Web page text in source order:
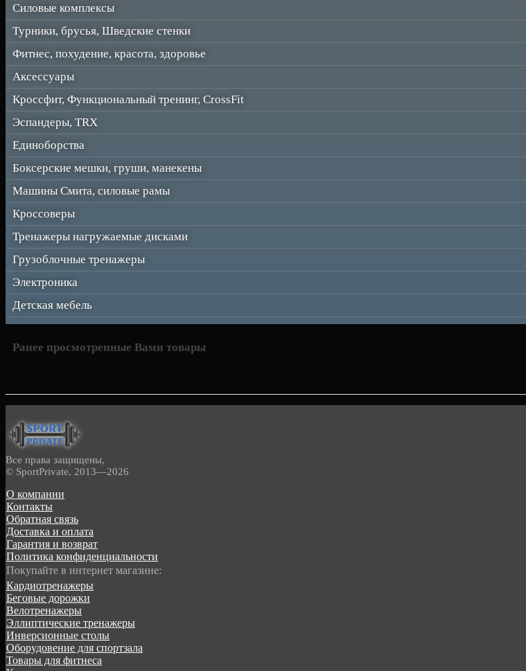
Силовые комплексы
Турники, брусья, Шведские стенки
Фитнес, похудение, красота, здоровье
Аксессуары
Кроссфит, Функциональный тренинг, CrossFit
Эспандеры, TRX
Единоборства
Боксерские мешки, груши, манекены
Машины Смита, силовые рамы
Кроссоверы
Тренажеры нагружаемые дисками
Грузоблочные тренажеры
Электроника
Детская мебель
Ранее просмотренные Вами товары
Все права защищены,
© SportPrivate, 2013—2026
О компании
Контакты
Обратная связь
Доставка и оплата
Гарантия и возврат
Политика конфиденциальности
Покупайте в интернет магазине:
Кардиотренажеры
Беговые дорожки
Велотренажеры
Эллиптические тренажеры
Инверсионные столы
Оборудовение для спортзала
Товары для фитнеса